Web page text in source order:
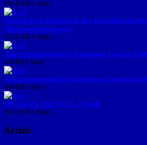
290.98 KB 1 file(s)
Kinderstockschießen in der
München/Neuhausen
253.27 KB 1 file(s)
Austragungsmodus Champions League
0.00 KB 1 file(s)
Austragungsmodus Champions League
0.00 KB 1 file(s)
IFI-SpGLi_2025-A-Z_2.0.pdf
292.22 KB 1 file(s)
Archiv